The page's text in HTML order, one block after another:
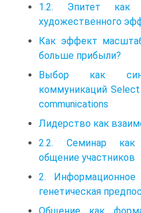
1.2. Эпитет как
художественного
Как эффект
больше прибыли?
Выбор как
коммуникаций
communications
Лидерство как
2.2. Семинар как
общение участников
2. Информационное
генетическая
Общение как